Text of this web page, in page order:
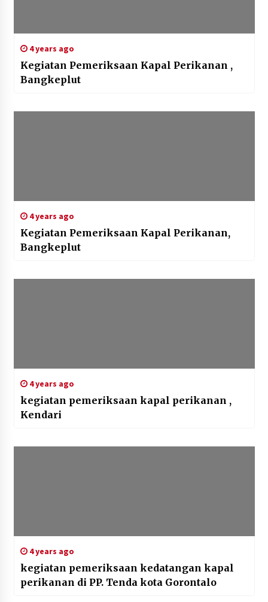
4 years ago
Kegiatan Pemeriksaan Kapal Perikanan ,
Bangkeplut
4 years ago
Kegiatan Pemeriksaan Kapal Perikanan,
Bangkeplut
4 years ago
kegiatan pemeriksaan kapal perikanan ,
Kendari
4 years ago
kegiatan pemeriksaan kedatangan kapal
perikanan di PP. Tenda kota Gorontalo